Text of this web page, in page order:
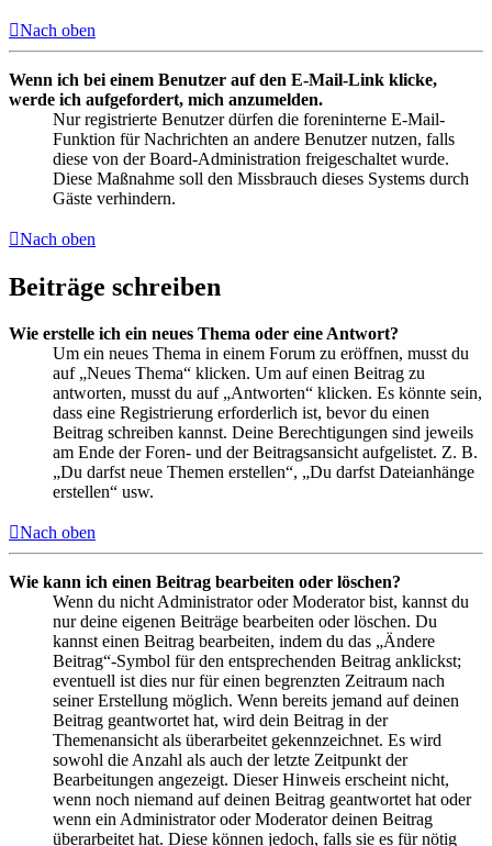
Nach oben
Wenn ich bei einem Benutzer auf den E-Mail-Link klicke,
werde ich aufgefordert, mich anzumelden.
Nur registrierte Benutzer dürfen die foreninterne E-Mail-
Funktion für Nachrichten an andere Benutzer nutzen, falls
diese von der Board-Administration freigeschaltet wurde.
Diese Maßnahme soll den Missbrauch dieses Systems durch
Gäste verhindern.
Nach oben
Beiträge schreiben
Wie erstelle ich ein neues Thema oder eine Antwort?
Um ein neues Thema in einem Forum zu eröffnen, musst du
auf „Neues Thema“ klicken. Um auf einen Beitrag zu
antworten, musst du auf „Antworten“ klicken. Es könnte sein,
dass eine Registrierung erforderlich ist, bevor du einen
Beitrag schreiben kannst. Deine Berechtigungen sind jeweils
am Ende der Foren- und der Beitragsansicht aufgelistet. Z. B.
„Du darfst neue Themen erstellen“, „Du darfst Dateianhänge
erstellen“ usw.
Nach oben
Wie kann ich einen Beitrag bearbeiten oder löschen?
Wenn du nicht Administrator oder Moderator bist, kannst du
nur deine eigenen Beiträge bearbeiten oder löschen. Du
kannst einen Beitrag bearbeiten, indem du das „Ändere
Beitrag“-Symbol für den entsprechenden Beitrag anklickst;
eventuell ist dies nur für einen begrenzten Zeitraum nach
seiner Erstellung möglich. Wenn bereits jemand auf deinen
Beitrag geantwortet hat, wird dein Beitrag in der
Themenansicht als überarbeitet gekennzeichnet. Es wird
sowohl die Anzahl als auch der letzte Zeitpunkt der
Bearbeitungen angezeigt. Dieser Hinweis erscheint nicht,
wenn noch niemand auf deinen Beitrag geantwortet hat oder
wenn ein Administrator oder Moderator deinen Beitrag
überarbeitet hat. Diese können jedoch, falls sie es für nötig